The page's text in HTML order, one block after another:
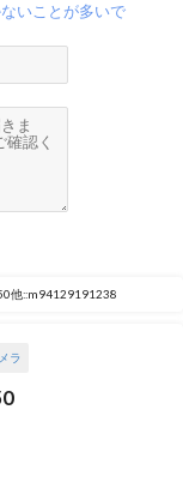
いことが多いで
他::m94129191238
ラ